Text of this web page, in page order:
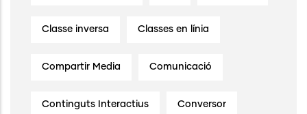
Classe inversa Classes en línia
Compartir Media Comunicació
Continguts Interactius Conversor